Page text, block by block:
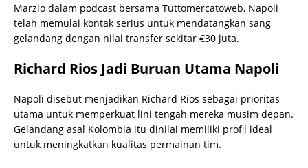
Marzio dalam podcast bersama Tuttomercatoweb, Napoli
telah memulai kontak serius untuk mendatangkan sang
gelandang dengan nilai transfer sekitar €30 juta.
Richard Rios Jadi Buruan Utama Napoli
Napoli disebut menjadikan Richard Rios sebagai prioritas
utama untuk memperkuat lini tengah mereka musim depan.
Gelandang asal Kolombia itu dinilai memiliki profil ideal
untuk meningkatkan kualitas permainan tim.